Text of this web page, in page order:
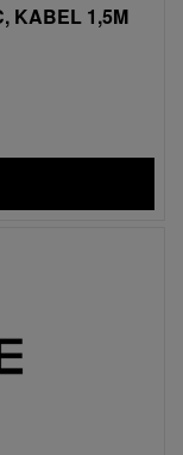
KABEL 1,5M